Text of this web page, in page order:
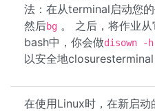
法：在从terminal启动您
然后bg 。 之后，将作业
bash中，你会做disown -
以安全地closuresterminal
在使用Linux时，在新启